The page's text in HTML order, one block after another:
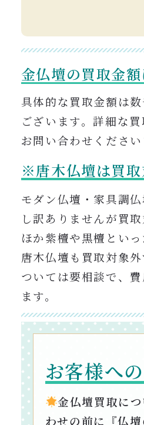
金仏壇の買取金額
具体的な買取金額は
ございます。詳細な
お問い合わせください
※唐木仏壇は買
モダン仏壇・家具調
し訳ありませんが買
ほか紫檀や黒檀とい
唐木仏壇も買取対象
ついては要相談で、
ます。
お客様へ
金仏壇買取に
わせの前に『仏